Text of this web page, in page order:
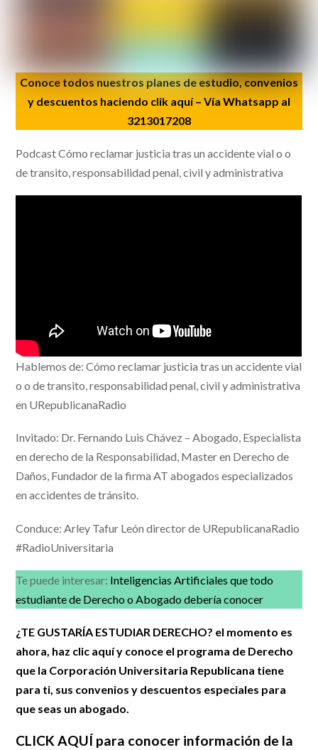
Conoce todos nuestros planes de estudio, convenios
y descuentos haciendo clik aquí– Vía Whatsapp al
3213017208
Podcast Cómo reclamar justicia tras un accidente vial o o
de transito, responsabilidad penal, civil y administrativa
Hablemos de: Cómo reclamar justicia tras un accidente vial
o o de transito, responsabilidad penal, civil y administrativa
en URepublicanaRadio
Invitado: Dr. Fernando Luis Chávez – Abogado, Especialista
en derecho de la Responsabilidad, Master en Derecho de
Daños, Fundador de la firma AT abogados especializados
en accidentes de tránsito.
Conduce: Arley Tafur León director de URepublicanaRadio
#RadioUniversitaria
Te puede interesar: Inteligencias Artificiales que todo
estudiante de Derecho o Abogado debería conocer
¿TE GUSTARÍA ESTUDIAR DERECHO? el momento es
ahora, haz clic aquí y conoce el programa de Derecho
que la Corporación Universitaria Republicana tiene
para ti, sus convenios y descuentos especiales para
que seas un abogado.
CLICK AQUÍ para conocer información de la